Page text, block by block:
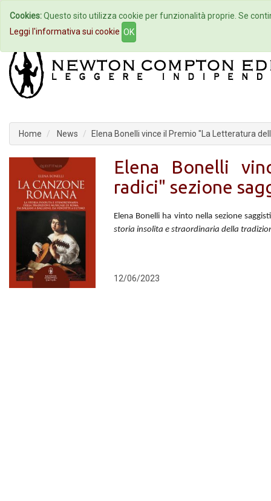
Home Autori Eventi
Home News Elena Bonelli vince il Premio "La Letteratura
Elena Bonelli
radici" sezione
Elena Bonelli ha vinto nella sezione
storia insolita e straordinaria della
12/06/2023
Cookies:Questo sito utilizza cookie per funzionalità proprie. Se
Leggi l'informativa sui cookie OK